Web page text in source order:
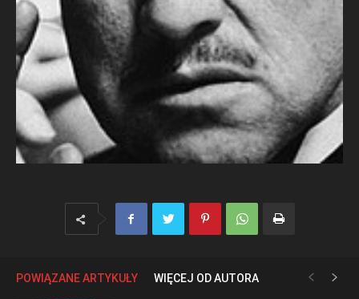
POWIĄZANE ARTYKUŁY WIĘCEJ OD AUTORA